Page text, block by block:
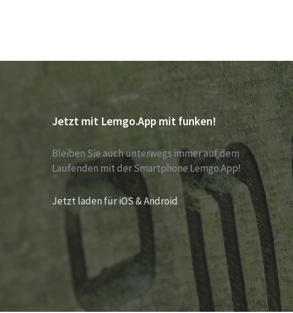
Jetzt mit Lemgo.App mit funken!
Bleiben Sie auch unterwegs immer auf dem
Laufenden mit der Smartphone Lemgo.App!
Jetzt laden für iOS & Android